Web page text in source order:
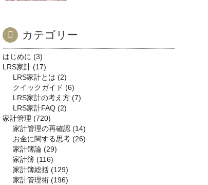
カテゴリー
はじめに
3
LRS家計
17
LRS家計とは
2
クイックガイド
6
LRS家計の考え方 7
LRS家計FAQ 2
家計管理
720
家計管理の再確認
14
お金に関する思考 26
家計簿論 29
家計簿
116
家計簿総括
129
家計管理術
196